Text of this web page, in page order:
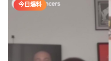
今日爆料